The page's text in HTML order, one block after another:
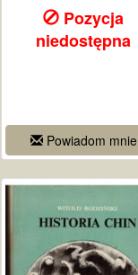
Pozycja
niedostępna
Powiadom mnie